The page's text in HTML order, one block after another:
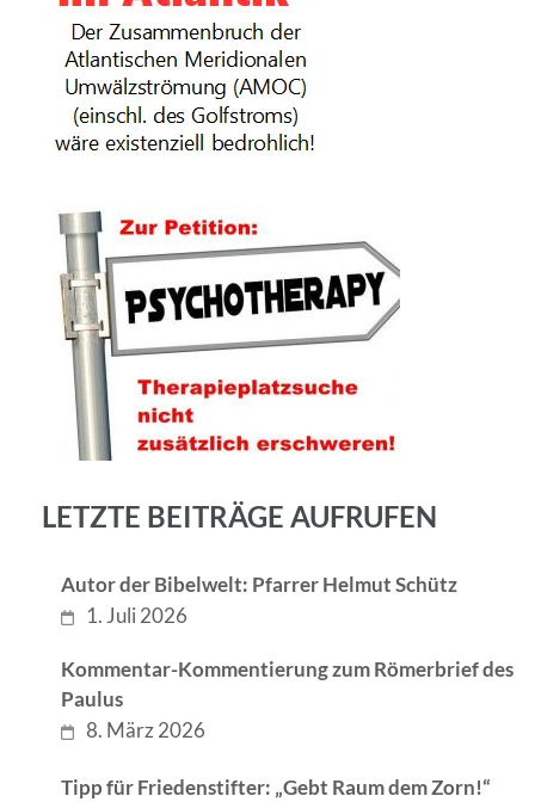
LETZTE BEITRÄGE AUFRUFEN
Autor der Bibelwelt: Pfarrer Helmut Schütz
1. Juli 2026
Kommentar-Kommentierung zum Römerbrief des
Paulus
8. März 2026
Tipp für Friedenstifter: „Gebt Raum dem Zorn!“